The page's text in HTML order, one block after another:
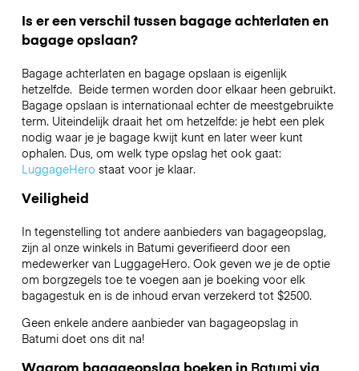
Is er een verschil tussen bagage achterlaten en
bagage opslaan?
Bagage achterlaten en bagage opslaan is eigenlijk
hetzelfde. Beide termen worden door elkaar heen gebruikt.
Bagage opslaan is internationaal echter de meestgebruikte
term. Uiteindelijk draait het om hetzelfde: je hebt een plek
nodig waar je je bagage kwijt kunt en later weer kunt
ophalen. Dus, om welk type opslag het ook gaat:
LuggageHero staat voor je klaar.
Veiligheid
In tegenstelling tot andere aanbieders van bagageopslag,
zijn al onze winkels in Batumigeverifieerd door een
medewerker van LuggageHero. Ook geven we je de optie
om borgzegels toe te voegen aan je boeking voor elk
bagagestuk en is de inhoud ervan verzekerd tot $2500.
Geen enkele andere aanbieder van bagageopslag in
Batumidoet ons dit na!